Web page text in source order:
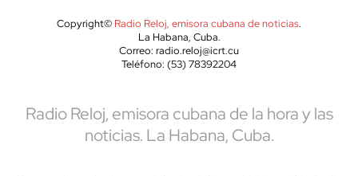
Copyright© Radio Reloj, emisora cubana de noticias.
La Habana, Cuba.
Correo: radio.reloj@icrt.cu
Teléfono: (53) 78392204
Radio Reloj, emisora cubana de la hora y las
noticias. La Habana, Cuba.